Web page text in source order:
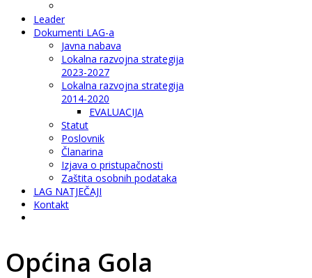
Leader
Dokumenti LAG-a
Javna nabava
Lokalna razvojna strategija
2023-2027
Lokalna razvojna strategija
2014-2020
EVALUACIJA
Statut
Poslovnik
Članarina
Izjava o pristupačnosti
Zaštita osobnih podataka
LAG NATJEČAJI
Kontakt
Općina Gola